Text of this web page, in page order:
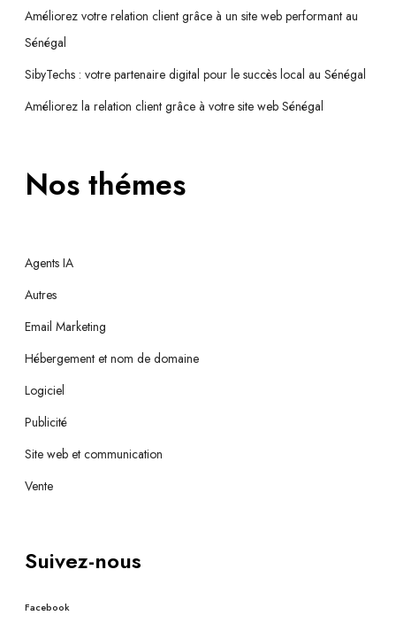
Améliorez votre relation client grâce à un site web performant au
Sénégal
SibyTechs : votre partenaire digital pour le succès local au Sénégal
Améliorez la relation client grâce à votre site web Sénégal
Nos thémes
Agents IA
Autres
Email Marketing
Hébergement et nom de domaine
Logiciel
Publicité
Site web et communication
Vente
Suivez-nous
Facebook